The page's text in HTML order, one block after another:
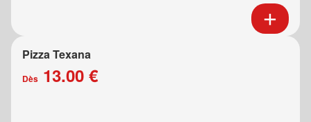
Pizza Texana
Dès 13.00 €